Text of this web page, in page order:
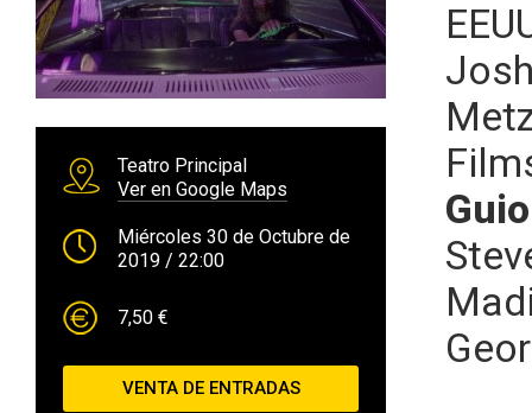
Teatro Principal
Ver en Google Maps
Miércoles 30 de Octubre de
2019 / 22:00
7,50 €
VENTA DE ENTRADAS